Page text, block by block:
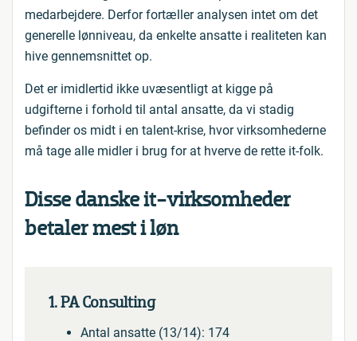
medarbejdere. Derfor fortæller analysen intet om det
generelle lønniveau, da enkelte ansatte i realiteten kan
hive gennemsnittet op.
Det er imidlertid ikke uvæsentligt at kigge på
udgifterne i forhold til antal ansatte, da vi stadig
befinder os midt i en talent-krise, hvor virksomhederne
må tage alle midler i brug for at hverve de rette it-folk.
Disse danske it-virksomheder
betaler mest i løn
1. PA Consulting
Antal ansatte (13/14): 174